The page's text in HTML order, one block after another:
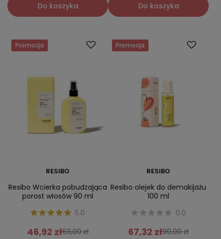
Do koszyka Do koszyka
Promocja
RESIBO
Resibo Wcierka pobudzająca
porost włosów 90 ml
5.0
46,92 zł69,00 zł
Promocja
RESIBO
Resibo olejek do demakijażu
100 ml
0.0
67,32 zł99,00 zł